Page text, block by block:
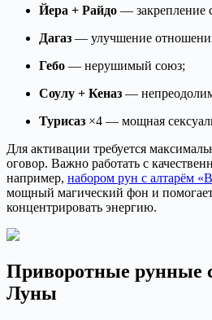
Йера + Райдо — закрепление
Дагаз — улучшение
Гебо — нерушимый союз;
Соулу + Кеназ —
Турисаз ×4 — мощная
Для активации требуется
оговор. Важно работать с
например, набором рун с алтарём
мощный магический фон и
концентрировать энергию.
Приворотные рунные
Луны